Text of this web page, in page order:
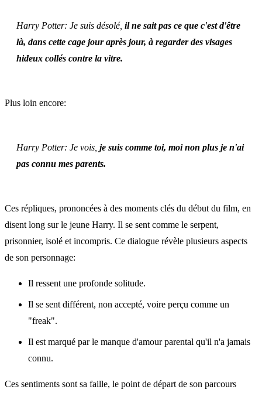
Harry Potter: Je suis désolé, il ne sait pas ce que c'est d'être
là, dans cette cage jour après jour, à regarder des visages
hideux collés contre la vitre.
Plus loin encore:
Harry Potter: Je vois, je suis comme toi, moi non plus je n'ai
pas connu mes parents.
Ces répliques, prononcées à des moments clés du début du film, en
disent long sur le jeune Harry. Il se sent comme le serpent,
prisonnier, isolé et incompris. Ce dialogue révèle plusieurs aspects
de son personnage:
Il ressent une profonde solitude.
Il se sent différent, non accepté, voire perçu comme un
"freak".
Il est marqué par le manque d'amour parental qu'il n'a jamais
connu.
Ces sentiments sont sa faille, le point de départ de son parcours